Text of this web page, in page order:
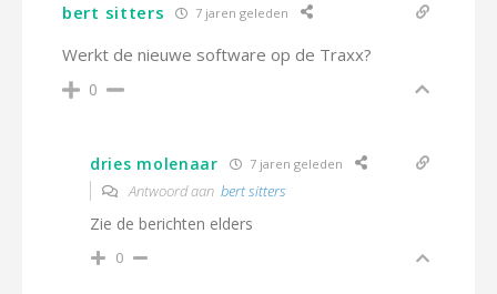
bert sitters 7 jaren geleden
Werkt de nieuwe software op de Traxx?
0
dries molenaar 7 jaren geleden
Antwoord aan bert sitters
Zie de berichten elders
0